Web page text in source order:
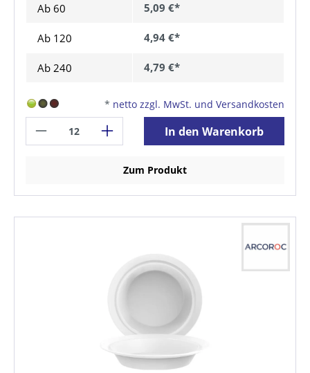
Ab 60 5,09 €*
Ab 120 4,94 €*
Ab 240 4,79 €*
* netto zzgl. MwSt. und Versandkosten
In den Warenkorb
Zum Produkt